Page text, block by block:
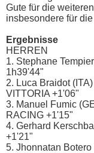
Gute für die
insbesondere für
Ergebnisse
HERREN
1. Stephane
1h39'44"
2. Luca Braidot
VITTORIA +1'06"
3. Manuel Fumic
RACING +1'15"
4. Gerhard
+1'21"
5. Jhonnatan